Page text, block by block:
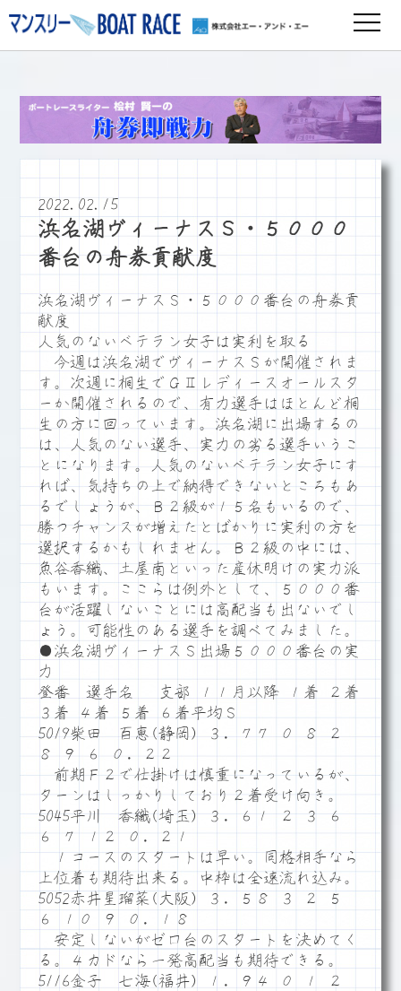
2022.02.15
浜名湖ヴィーナスＳ・５０００
番台の舟券貢献度
浜名湖ヴィーナスＳ・５０００番台の舟券貢
献度
人気のないベテラン女子は実利を取る
今週は浜名湖でヴィーナスＳが開催されま
す。次週に桐生でＧⅡレディースオールスタ
ーか開催されるので、有力選手はほとんど桐
生の方に回っています。浜名湖に出場するの
は、人気のない選手、実力の劣る選手いうこ
とになります。人気のないベテラン女子にす
れば、気持ちの上で納得できないところもあ
るでしょうが、Ｂ２級が１５名もいるので、
勝つチャンスが増えたとばかりに実利の方を
選択するかもしれません。Ｂ２級の中には、
魚谷香織、土屋南といった産休明けの実力派
もいます。ここらは例外として、５０００番
台が活躍しないことには高配当も出ないでし
ょう。可能性のある選手を調べてみました。
●浜名湖ヴィーナスＳ出場５０００番台の実
力
登番 選手名 支部 １１月以降 １着 ２着
３着 ４着 ５着 ６着平均Ｓ
5019柴田 百恵(静岡) ３．７７ ０ ８ ２
８ ９ ６ ０．２２
前期Ｆ２で仕掛けは慎重になっているが、
ターンはしっかりしており２着受け向き。
5045平川 香織(埼玉) ３．６１ ２ ３ ６
６ ７ １２ ０．２１
１コースのスタートは早い。同格相手なら
上位着も期待出来る。中枠は全速流れ込み。
5052赤井星瑠菜(大阪) ３．５８ ３ ２ ５
６ １０ ９ ０．１８
安定しないがゼロ台のスタートを決めてく
る。４カドなら一発高配当も期待できる。
5116金子 七海(福井) １．９４ ０ １ ２